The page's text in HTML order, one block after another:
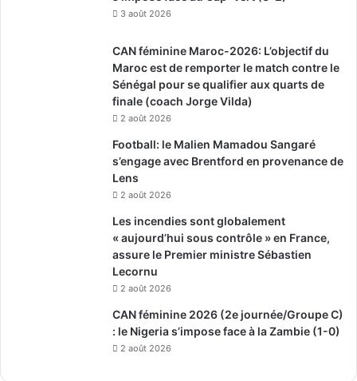
3 août 2026
CAN féminine Maroc-2026: L’objectif du
Maroc est de remporter le match contre le
Sénégal pour se qualifier aux quarts de
finale (coach Jorge Vilda)
2 août 2026
Football: le Malien Mamadou Sangaré
s’engage avec Brentford en provenance de
Lens
2 août 2026
Les incendies sont globalement
« aujourd’hui sous contrôle » en France,
assure le Premier ministre Sébastien
Lecornu
2 août 2026
CAN féminine 2026 (2e journée/Groupe C)
: le Nigeria s’impose face à la Zambie (1-0)
2 août 2026